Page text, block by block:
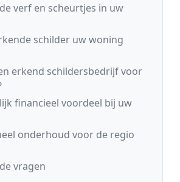
verf en scheurtjes in uw
schilder uw woning
erkend schildersbedrijf voor
financieel voordeel bij uw
onderhoud voor de regio
vragen